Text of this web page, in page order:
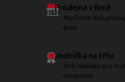
Prodejna v Brně
Navštivte naši
Brna
Jednička na trhu
Širší nabídku pro
nenajdete